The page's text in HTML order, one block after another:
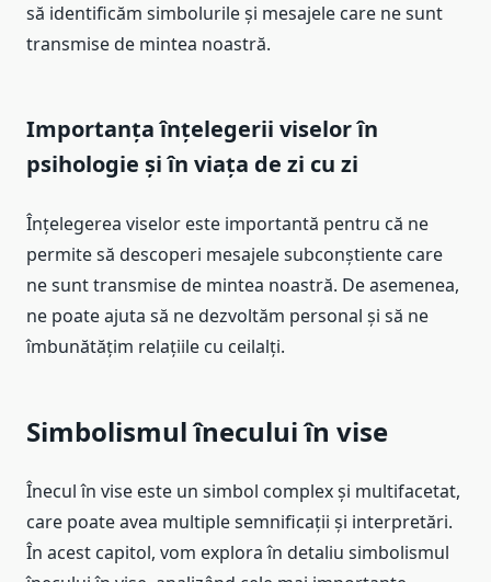
să identificăm simbolurile și mesajele care ne sunt
transmise de mintea noastră.
Importanța înțelegerii viselor în
psihologie și în viața de zi cu zi
Înțelegerea viselor este importantă pentru că ne
permite să descoperi mesajele subconștiente care
ne sunt transmise de mintea noastră. De asemenea,
ne poate ajuta să ne dezvoltăm personal și să ne
îmbunătățim relațiile cu ceilalți.
Simbolismul înecului în vise
Înecul în vise este un simbol complex și multifacetat,
care poate avea multiple semnificații și interpretări.
În acest capitol, vom explora în detaliu simbolismul